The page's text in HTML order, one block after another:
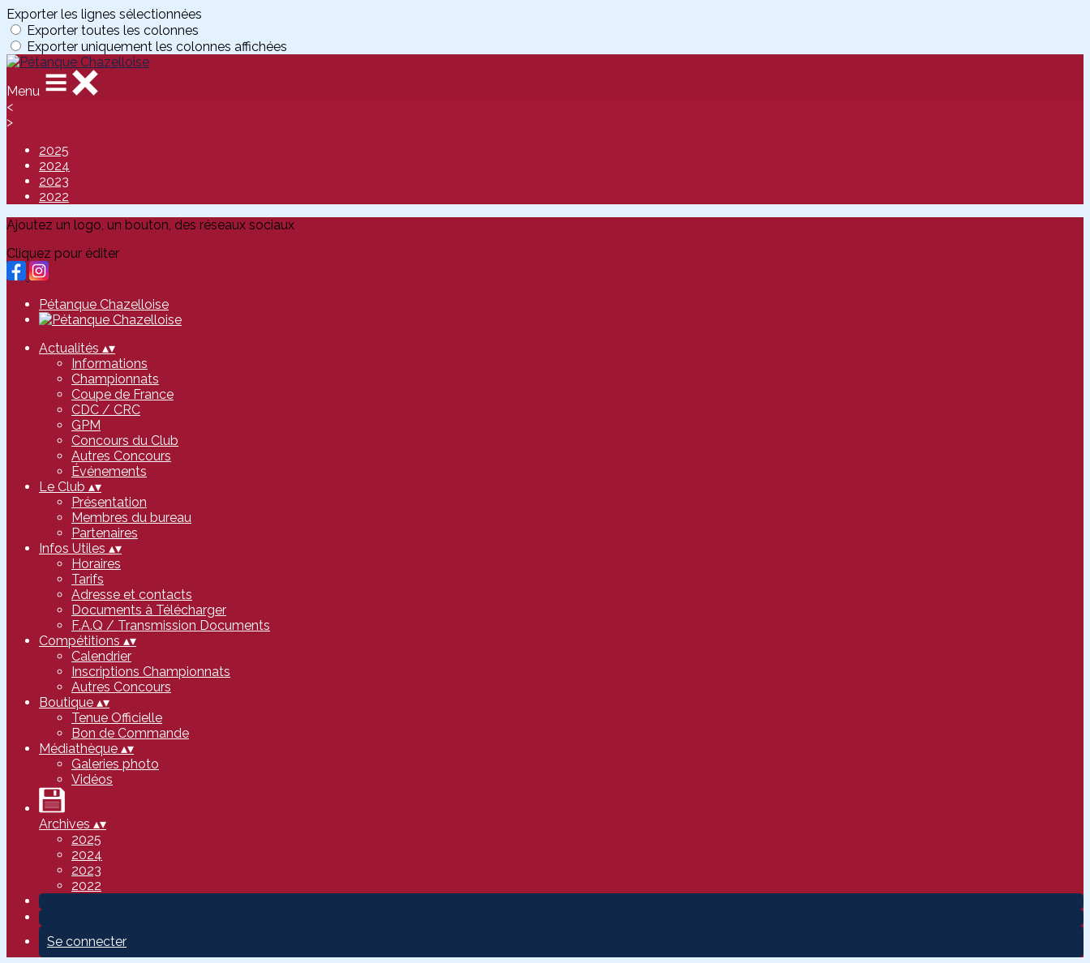
Exporter les lignes sélectionnées
Exporter toutes les colonnes
Exporter uniquement les colonnes affichées
Menu
<
>
2025
2024
2023
2022
Ajoutez un logo, un bouton, des réseaux sociaux
Cliquez pour éditer
Pétanque Chazelloise
Actualités ▴▾
Informations
Championnats
Coupe de France
CDC / CRC
GPM
Concours du Club
Autres Concours
Événements
Le Club ▴▾
Présentation
Membres du bureau
Partenaires
Infos Utiles ▴▾
Horaires
Tarifs
Adresse et contacts
Documents à Télécharger
F.A.Q / Transmission Documents
Compétitions ▴▾
Calendrier
Inscriptions Championnats
Autres Concours
Boutique ▴▾
Tenue Officielle
Bon de Commande
Médiathèque ▴▾
Galeries photo
Vidéos
Archives ▴▾
2025
2024
2023
2022
Se connecter